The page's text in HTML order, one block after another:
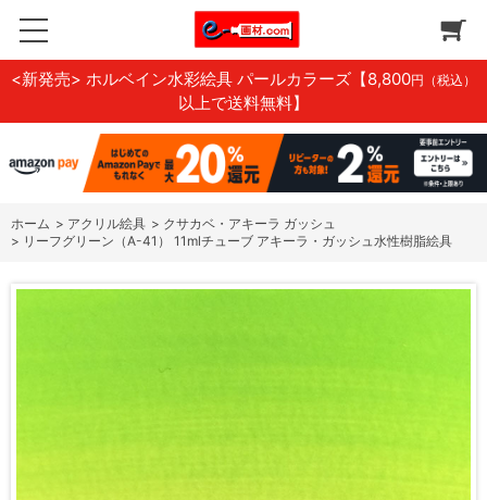
<新発売> ホルベイン水彩絵具 パールカラーズ 【8,800円（税込）
以上で送料無料】
ホーム > アクリル絵具 > クサカベ・アキーラ ガッシュ
> リーフグリーン（A-41） 11mlチューブ アキーラ・ガッシュ水性樹脂絵具